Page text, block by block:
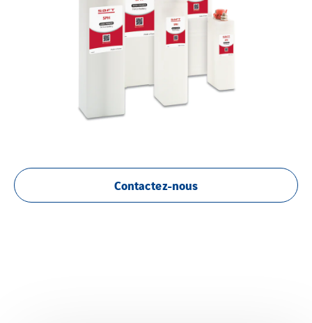
Contactez-nous